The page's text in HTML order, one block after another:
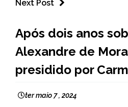
Next Post
NOTÍCIAS
Após dois anos
Alexandre de
presidido por
ter maio 7 , 2024